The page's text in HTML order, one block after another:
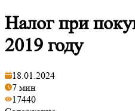
Налог при
2019 году
18.01.2024
7 мин
17440